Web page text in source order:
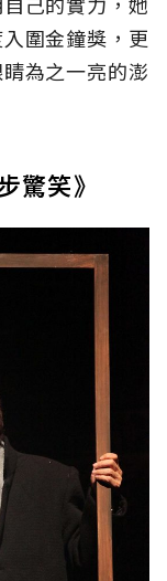
圍金鐘獎，更
為之一亮的澎
驚笑》